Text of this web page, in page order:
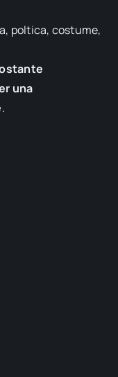
poltica, costume,
una
.